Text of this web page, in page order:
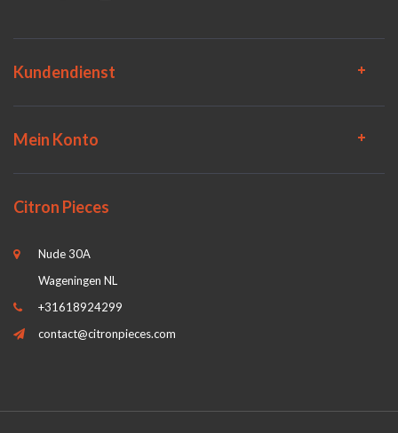
Kundendienst
Mein Konto
Citron Pieces
Nude 30A
Wageningen NL
+31618924299
contact@citronpieces.com